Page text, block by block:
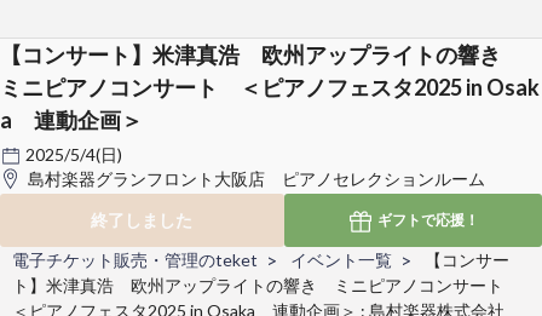
【コンサート】米津真浩 欧州アップライトの響き
ミニピアノコンサート ＜ピアノフェスタ2025 in Osak
a 連動企画＞
2025/5/4(日)
島村楽器グランフロント大阪店 ピアノセレクションルーム
終了しました
ギフトで応援！
電子チケット販売・管理のteket イベント一覧
【コンサー
ト】米津真浩 欧州アップライトの響き ミニピアノコンサート
＜ピアノフェスタ2025 in Osaka 連動企画＞ : 島村楽器株式会社